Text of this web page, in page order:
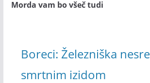
Morda vam bo všeč tudi
Boreci: Železniška
smrtnim izidom